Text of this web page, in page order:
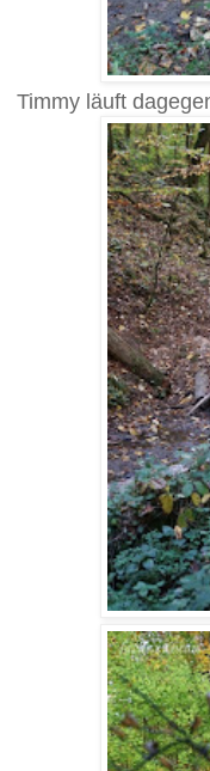
Timmy läuft